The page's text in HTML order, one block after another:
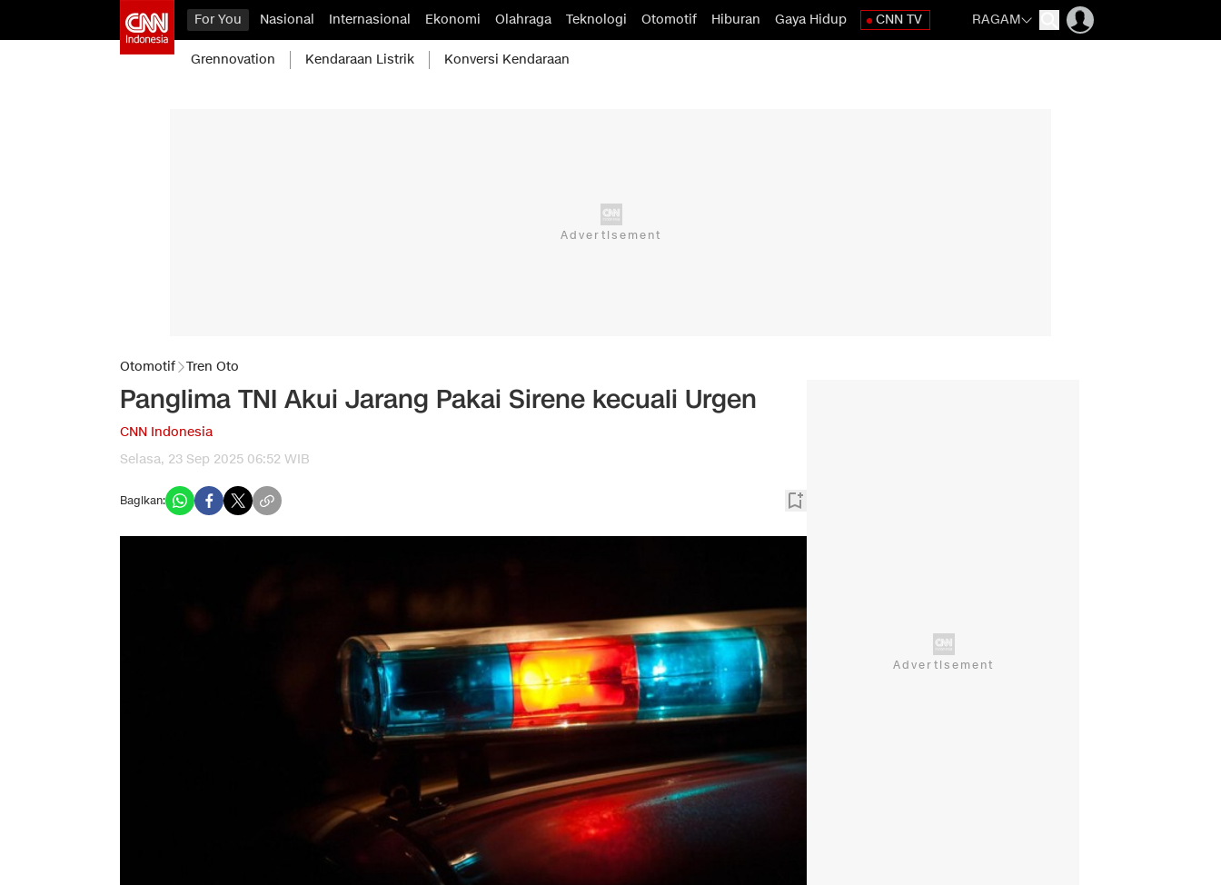
For You Nasional Internasional Ekonomi Olahraga Teknologi Otomotif Hiburan Gaya Hidup CNN TV RAGAM
Grennovation Kendaraan Listrik Konversi Kendaraan
Otomotif Tren Oto
Panglima TNI Akui Jarang Pakai Sirene kecuali Urgen
CNN Indonesia
Selasa, 23 Sep 2025 06:52 WIB
Bagikan: